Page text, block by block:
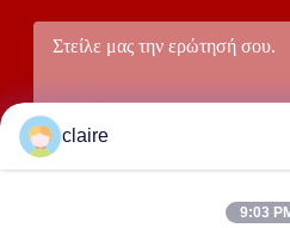
claire
9:03